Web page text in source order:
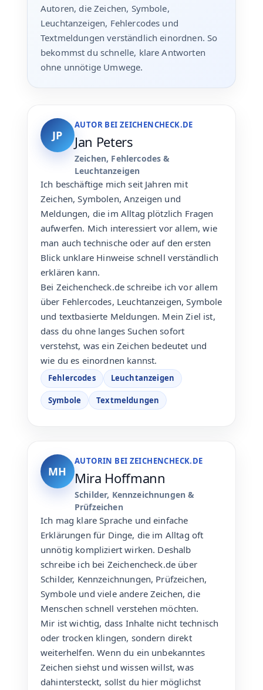
Autoren, die Zeichen, Symbole,
Leuchtanzeigen, Fehlercodes und
Textmeldungen verständlich einordnen. So
bekommst du schnelle, klare Antworten
ohne unnötige Umwege.
JP
AUTOR BEI ZEICHENCHECK.DE
Jan Peters
Zeichen, Fehlercodes &
Leuchtanzeigen
Ich beschäftige mich seit Jahren mit
Zeichen, Symbolen, Anzeigen und
Meldungen, die im Alltag plötzlich Fragen
aufwerfen. Mich interessiert vor allem, wie
man auch technische oder auf den ersten
Blick unklare Hinweise schnell verständlich
erklären kann.
Bei Zeichencheck.de schreibe ich vor allem
über Fehlercodes, Leuchtanzeigen, Symbole
und textbasierte Meldungen. Mein Ziel ist,
dass du ohne langes Suchen sofort
verstehst, was ein Zeichen bedeutet und
wie du es einordnen kannst.
Fehlercodes Leuchtanzeigen
Symbole Textmeldungen
MH
AUTORIN BEI ZEICHENCHECK.DE
Mira Hoffmann
Schilder, Kennzeichnungen &
Prüfzeichen
Ich mag klare Sprache und einfache
Erklärungen für Dinge, die im Alltag oft
unnötig kompliziert wirken. Deshalb
schreibe ich bei Zeichencheck.de über
Schilder, Kennzeichnungen, Prüfzeichen,
Symbole und viele andere Zeichen, die
Menschen schnell verstehen möchten.
Mir ist wichtig, dass Inhalte nicht technisch
oder trocken klingen, sondern direkt
weiterhelfen. Wenn du ein unbekanntes
Zeichen siehst und wissen willst, was
dahintersteckt, sollst du hier möglichst